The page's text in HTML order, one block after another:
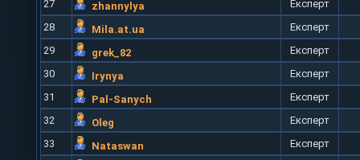
27
zhannylya
Експерт
28
Mila.at.ua
Експерт
29
grek_82
Експерт
30
Irynya
Експерт
31
Pal-Sanych
Експерт
32
Oleg
Експерт
33
Nataswan
Експерт